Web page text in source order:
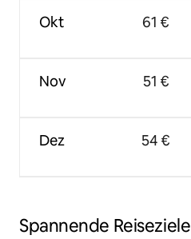
Okt
Nov
Dez
61 €
51 €
54 €
Spannende Reiseziele